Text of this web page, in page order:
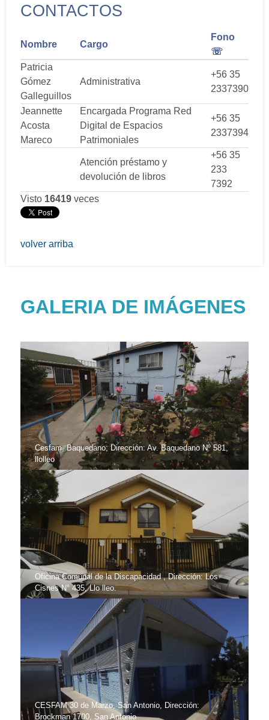
CONTACTOS
Nombre Cargo
Fono
☏
Patricia
Gómez
Galleguillos
Administrativa
+56 35
2337390
Jeannette
Acosta
Mareco
Encargada Programa Red
Digital de Espacios
Patrimoniales
+56 35
2337394
Atención préstamo y
devolución de libros
+56 35
233
7392
Visto 16419 veces
volver arriba
GALERIA DE IMÁGENES
Cesfam, Baquedano; Dirección: Av. Baquedano Nº 581,
llolleo
Oficina Comunal de la Discapacidad , Dirección: Los
Cisnes N° 435, Llo lleo.
CESFAM 30 de Marzo, San Antonio, Dirección:
Brockman 1700, San Antonio